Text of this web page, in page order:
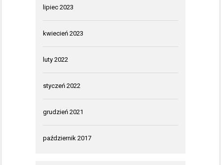
lipiec 2023
kwiecień 2023
luty 2022
styczeń 2022
grudzień 2021
październik 2017